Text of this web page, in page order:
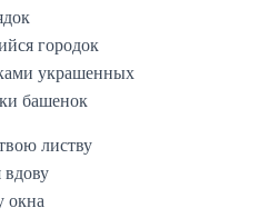
городок
украшенных
башенок
листву
вдову
окна